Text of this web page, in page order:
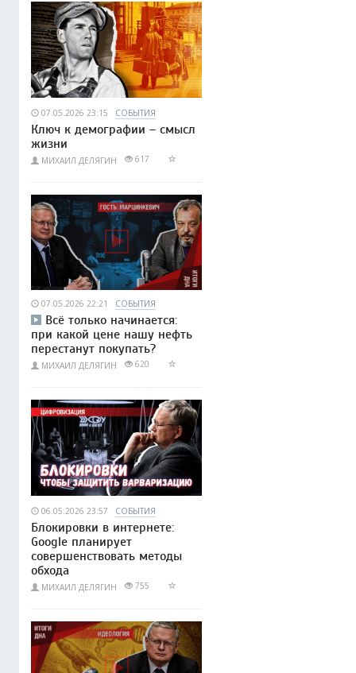
07.05.2026 23:15 СОБЫТИЯ
Ключ к демографии – смысл
жизни
МИХАИЛ ДЕЛЯГИН 617
07.05.2026 22:21 СОБЫТИЯ
Всё только начинается:
при какой цене нашу нефть
перестанут покупать?
МИХАИЛ ДЕЛЯГИН 620
06.05.2026 23:57 СОБЫТИЯ
Блокировки в интернете:
Google планирует
совершенствовать методы
обхода
МИХАИЛ ДЕЛЯГИН 755